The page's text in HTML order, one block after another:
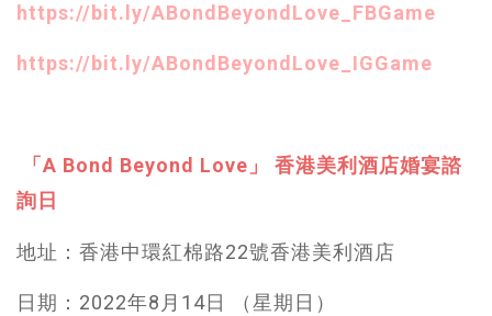
https://bit.ly/ABondBeyondLove_FBGame
https://bit.ly/ABondBeyondLove_IGGame
「A Bond Beyond Love」 香港美利酒店婚宴諮
詢日
地址：香港中環紅棉路22號香港美利酒店
日期：2022年8月14日 （星期日）